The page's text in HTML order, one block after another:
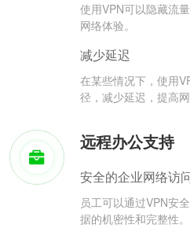
使用VPN可以隐藏流
网络体验。
减少延迟
在某些情况下，使用
径，减少延迟，提高网
远程办公支持
安全的企业网络访
员工可以通过VPN安
据的机密性和完整性。